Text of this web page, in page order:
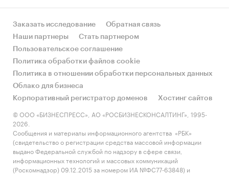
Заказать исследование
Обратная связь
Наши партнеры
Стать партнером
Пользовательское соглашение
Политика обработки файлов cookie
Политика в отношении обработки персональных данных
Облако для бизнеса
Корпоративный регистратор доменов
Хостинг сайтов
© ООО «БИЗНЕСПРЕСС», АО «РОСБИЗНЕСКОНСАЛТИНГ», 1995-
2026.
Сообщения и материалы информационного агентства «РБК»
(свидетельство о регистрации средства массовой информации
выдано Федеральной службой по надзору в сфере связи,
информационных технологий и массовых коммуникаций
(Роскомнадзор) 09.12.2015 за номером ИА №ФС77-63848) и